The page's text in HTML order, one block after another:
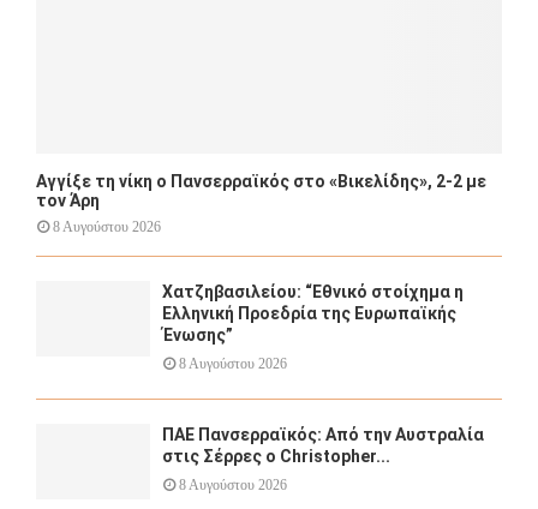
Αγγίξε τη νίκη ο Πανσερραϊκός στο «Βικελίδης», 2-2 με
τον Άρη
8 Αυγούστου 2026
Χατζηβασιλείου: “Εθνικό στοίχημα η
Ελληνική Προεδρία της Ευρωπαϊκής
Ένωσης”
8 Αυγούστου 2026
ΠΑΕ Πανσερραϊκός: Από την Αυστραλία
στις Σέρρες ο Christopher...
8 Αυγούστου 2026